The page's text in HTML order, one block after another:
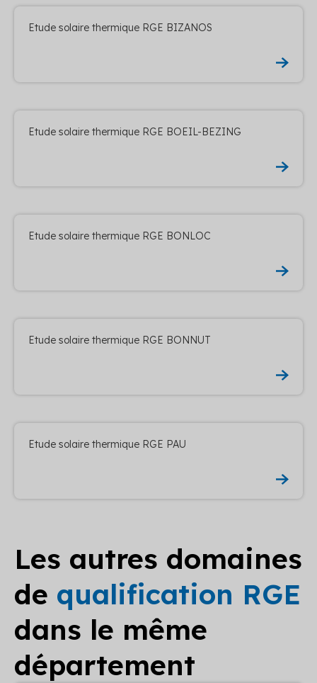
Etude solaire thermique RGE BIZANOS
Etude solaire thermique RGE BOEIL-BEZING
Etude solaire thermique RGE BONLOC
Etude solaire thermique RGE BONNUT
Etude solaire thermique RGE PAU
Les autres domaines
de qualification RGE
dans le même
département